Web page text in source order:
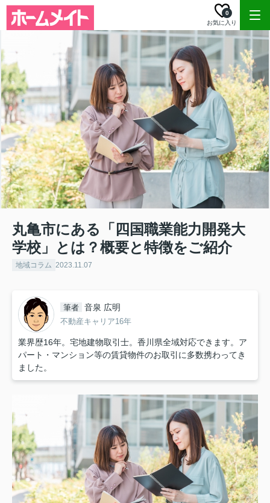
お気に入り
0
丸亀市にある「四国職業能力開発大
学校」とは？概要と特徴をご紹介
地域コラム 2023.11.07
筆者 音泉 広明
不動産キャリア16年
業界歴16年。宅地建物取引士。香川県全域対応できます。ア
パート・マンション等の賃貸物件のお取引に多数携わってき
ました。